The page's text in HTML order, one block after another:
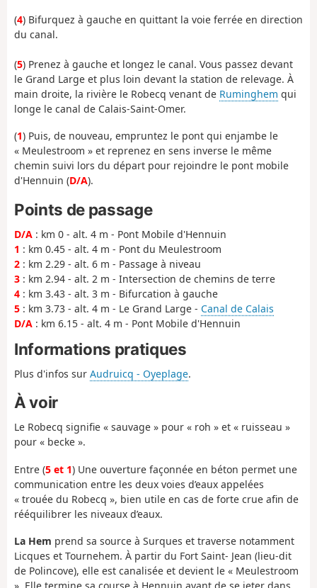
(4) Bifurquez à gauche en quittant la voie ferrée en direction
du canal.
(5) Prenez à gauche et longez le canal. Vous passez devant
le Grand Large et plus loin devant la station de relevage. À
main droite, la rivière le Robecq venant de Ruminghem qui
longe le canal de Calais-Saint-Omer.
(1) Puis, de nouveau, empruntez le pont qui enjambe le
« Meulestroom » et reprenez en sens inverse le même
chemin suivi lors du départ pour rejoindre le pont mobile
d'Hennuin (D/A).
Points de passage
D/A : km 0 - alt. 4 m - Pont Mobile d'Hennuin
1 : km 0.45 - alt. 4 m - Pont du Meulestroom
2 : km 2.29 - alt. 6 m - Passage à niveau
3 : km 2.94 - alt. 2 m - Intersection de chemins de terre
4 : km 3.43 - alt. 3 m - Bifurcation à gauche
5 : km 3.73 - alt. 4 m - Le Grand Large - Canal de Calais
D/A : km 6.15 - alt. 4 m - Pont Mobile d'Hennuin
Informations pratiques
Plus d'infos sur Audruicq - Oyeplage.
À voir
Le Robecq signifie « sauvage » pour « roh » et « ruisseau »
pour « becke ».
Entre (5 et 1) Une ouverture façonnée en béton permet une
communication entre les deux voies d’eaux appelées
« trouée du Robecq », bien utile en cas de forte crue afin de
rééquilibrer les niveaux d’eaux.
La Hem prend sa source à Surques et traverse notamment
Licques et Tournehem. À partir du Fort Saint- Jean (lieu-dit
de Polincove), elle est canalisée et devient le « Meulestroom